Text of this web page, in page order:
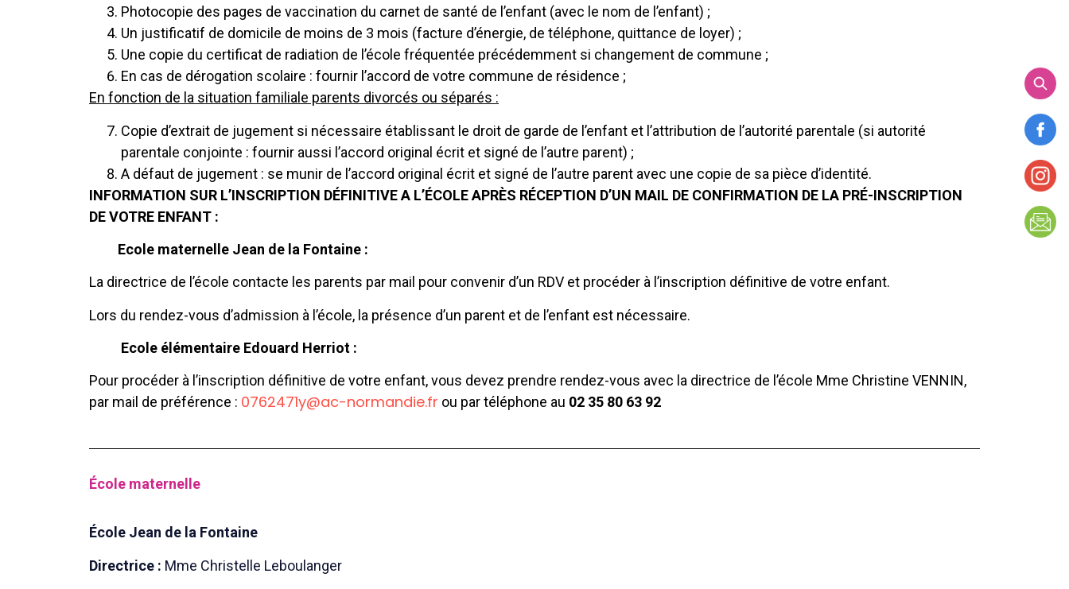
Photocopie des pages de vaccination du carnet de santé de l’enfant (avec le nom de l’enfant) ;
Un justificatif de domicile de moins de 3 mois (facture d’énergie, de téléphone, quittance de loyer) ;
Une copie du certificat de radiation de l’école fréquentée précédemment si changement de commune ;
En cas de dérogation scolaire : fournir l’accord de votre commune de résidence ;
En fonction de la situation familiale parents divorcés ou séparés :
Copie d’extrait de jugement si nécessaire établissant le droit de garde de l’enfant et l’attribution de l’autorité parentale (si autorité
parentale conjointe : fournir aussi l’accord original écrit et signé de l’autre parent) ;
A défaut de jugement : se munir de l’accord original écrit et signé de l’autre parent avec une copie de sa pièce d’identité.
INFORMATION SUR L’INSCRIPTION DÉFINITIVE A L’ÉCOLE APRÈS RÉCEPTION D’UN MAIL DE CONFIRMATION DE LA PRÉ-INSCRIPTION
DE VOTRE ENFANT :
Ecole maternelle Jean de la Fontaine :
La directrice de l’école contacte les parents par mail pour convenir d’un RDV et procéder à l’inscription définitive de votre enfant.
Lors du rendez-vous d’admission à l’école, la présence d’un parent et de l’enfant est nécessaire.
Ecole élémentaire Edouard Herriot :
Pour procéder à l’inscription définitive de votre enfant, vous devez prendre rendez-vous avec la directrice de l’école Mme Christine VENNIN,
par mail de préférence : 0762471y@ac-normandie.fr ou par téléphone au 02 35 80 63 92
École maternelle
École Jean de la Fontaine
Directrice : Mme Christelle Leboulanger